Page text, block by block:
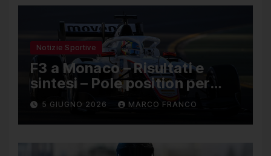
Notizie Sportive
F3 a Monaco – Risultati e
sintesi – Pole position per
Nael, Bruno del Pino ottavo
5 GIUGNO 2026 MARCO FRANCO